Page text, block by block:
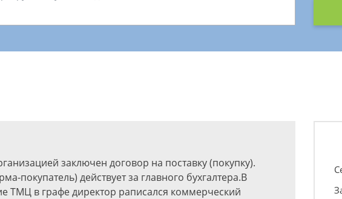
заключен договор на поставку (покупку).
покупатель) действует за главного бухгалтера.В
ТМЦ в графе директор раписался коммерческий